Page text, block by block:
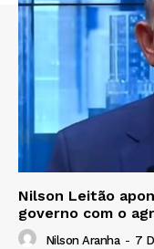
Nilson Leitão
governo com o
Nilson Aranha - 7